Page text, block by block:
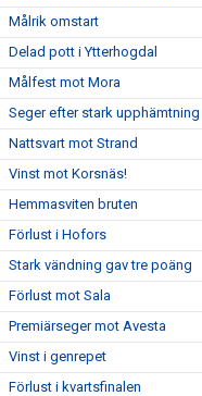
Målrik omstart
Delad pott i Ytterhogdal
Målfest mot Mora
Seger efter stark upphämtning
Nattsvart mot Strand
Vinst mot Korsnäs!
Hemmasviten bruten
Förlust i Hofors
Stark vändning gav tre poäng
Förlust mot Sala
Premiärseger mot Avesta
Vinst i genrepet
Förlust i kvartsfinalen